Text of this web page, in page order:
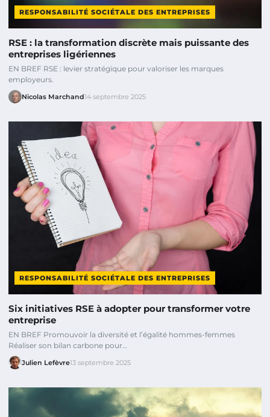
RESPONSABILITÉ SOCIÉTALE DES ENTREPRISES
RSE : la transformation discrète mais puissante des
entreprises ligériennes
EN BREF RSE : levier stratégique pour valoriser les marques
employeurs.
Nicolas Marchand14 septembre 2025
RESPONSABILITÉ SOCIÉTALE DES ENTREPRISES
Six initiatives RSE à adopter pour transformer votre
entreprise
EN BREF Promouvoir la diversité et l’égalité hommes-femmes
Réaliser son bilan carbone pour…
Julien Lefèvre13 septembre 2025